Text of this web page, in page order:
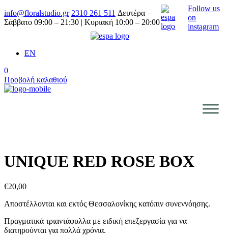
info@floralstudio.gr 2310 261 511 Δευτέρα –
Σάββατο 09:00 – 21:30 | Κυριακή 10:00 – 20:00
Follow us
on
instagram
EN
0
Προβολή καλαθιού
UNIQUE RED ROSE BOX
€20,00
Αποστέλλονται και εκτός Θεσσαλονίκης κατόπιν συνεννόησης.
Πραγματικά τριαντάφυλλα με ειδική επεξεργασία για να
διατηρούνται για πολλά χρόνια.